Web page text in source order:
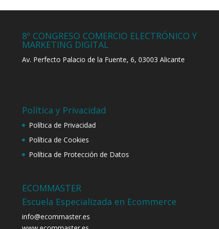
8º CONGRESO COMERCIO ELECTRÓNICO Y
MARKETING DIGITAL
Av. Perfecto Palacio de la Fuente, 6, 03003 Alicante
Política y Privacidad
Política de Privacidad
Política de Cookies
Política de Protección de Datos
ECOMMASTER
Escuela Especializada en Ecommerce
info@ecommaster.es